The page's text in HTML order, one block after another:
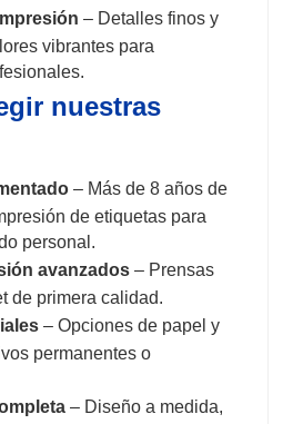
– Detalles finos y
vibrantes para
nuestras
– Más de 8 años de
de etiquetas para
personal.
avanzados – Prensas
de primera calidad.
– Opciones de papel y
permanentes o
– Diseño a medida,